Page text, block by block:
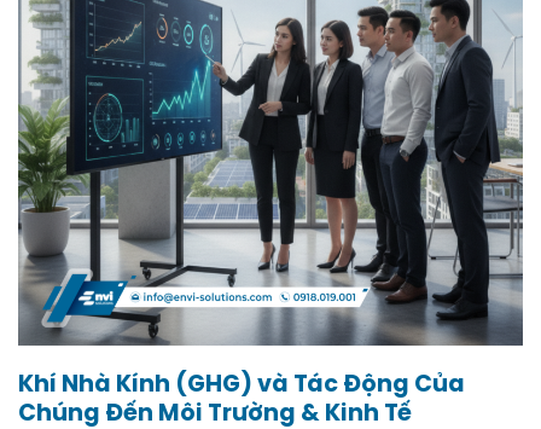
Khí Nhà Kính (GHG) và Tác Động Của
Chúng Đến Môi Trường & Kinh Tế